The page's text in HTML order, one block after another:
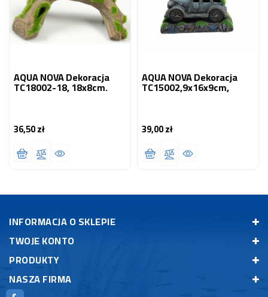
AQUA NOVA Dekoracja
TC18002-18, 18x8cm.
36,50 złCena
AQUA NOVA Dekoracja
TC15002,9x16x9cm,
39,00 złCena
INFORMACJA O SKLEPIE
TWOJE KONTO
PRODUKTY
NASZA FIRMA